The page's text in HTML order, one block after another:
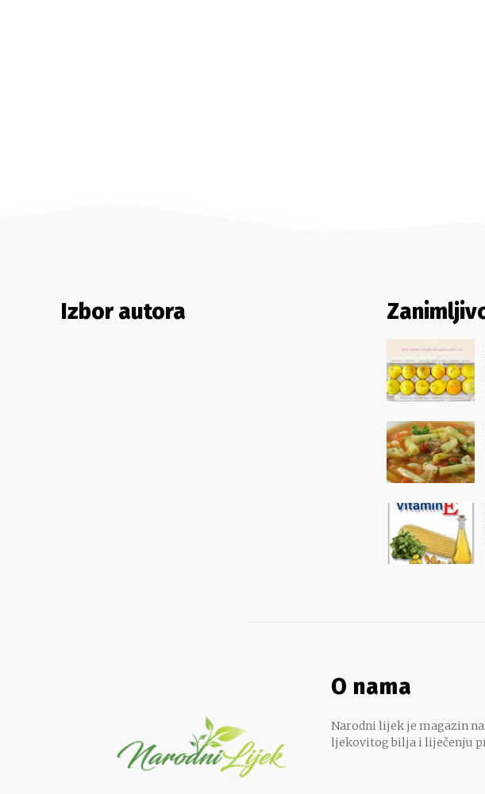
Izbor autora
O nama
Narodni lijek je magazin
ljekovitog bilja i liječenju